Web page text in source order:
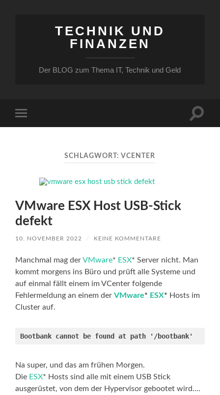
TECHNIK UND
FINANZEN
Der BLOG zum Thema IT, Technik und Geld
Menü
SCHLAGWORT: VCENTER
VMware ESX Host USB-Stick
defekt
10. NOVEMBER 2022 / KEINE KOMMENTARE
Manchmal mag derVMware* ESX* Server nicht. Man
kommt morgens ins Büro und prüft alle Systeme und
auf einmal fällt einem im VCenter folgende
Fehlermeldung an einem derVMware* ESX* Hosts im
Cluster auf.
Bootbank cannot be found at path '/bootbank'
Na super, und das am frühen Morgen.
Die ESX* Hosts sind alle mit einem USB Stick
ausgerüstet, von dem der Hypervisor gebootet wird.…